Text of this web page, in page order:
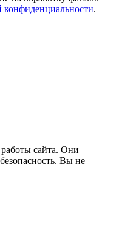
конфиденциальности.
сайта. Они
Вы не